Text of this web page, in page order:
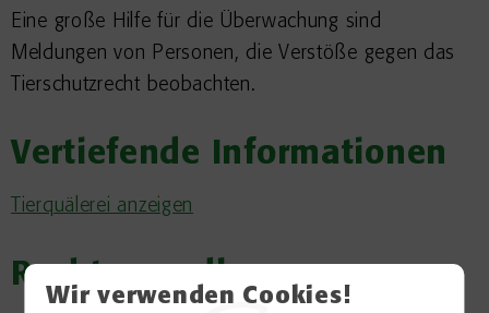
Wir verwenden Cookies!
Eine große Hilfe für die Überwachung sind
Meldungen von Personen, die Verstöße gegen das
Tierschutzrecht beobachten.
Vertiefende Informationen
Tierquälerei anzeigen
Rechtsgrundlage